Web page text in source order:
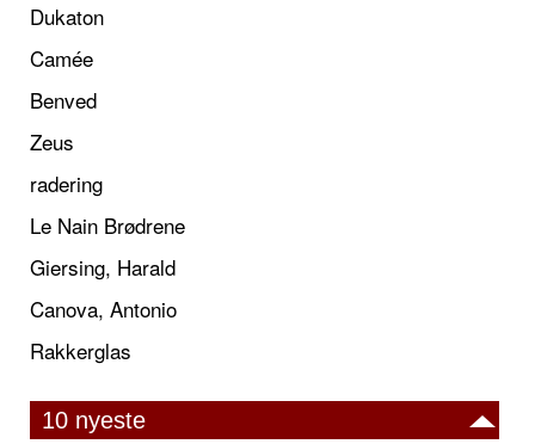
Dukaton
Camée
Benved
Zeus
radering
Le Nain Brødrene
Giersing, Harald
Canova, Antonio
Rakkerglas
10 nyeste